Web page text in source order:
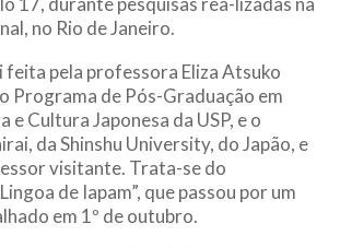
no Rio de Janeiro.
pela professora Eliza Atsuko
Programa de Pós-Graduação em
e Cultura Japonesa da USP, e o
da Shinshu University, do Japão, e
visitante. Trata-se do
de Iapam”, que passou por um
em 1º de outubro.